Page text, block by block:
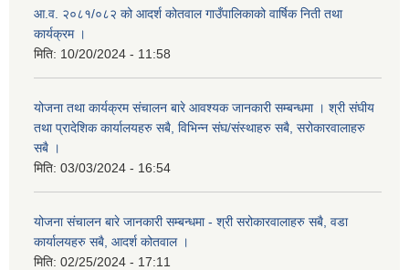
आ.व. २०८१/०८२ को आदर्श कोतवाल गाउँपालिकाको वार्षिक निती तथा
कार्यक्रम ।
मिति: 10/20/2024 - 11:58
योजना तथा कार्यक्रम संचालन बारे आवश्यक जानकारी सम्बन्धमा । श्री संघीय
तथा प्रादेशिक कार्यालयहरु सबै, विभिन्‍न संघ/संस्थाहरु सबै, सरोकारवालाहरु
सबै ।
मिति: 03/03/2024 - 16:54
योजना संचालन बारे जानकारी सम्बन्धमा - श्री सरोकारवालाहरु सबै, वडा
कार्यालयहरु सबै, आदर्श कोतवाल ।
मिति: 02/25/2024 - 17:11